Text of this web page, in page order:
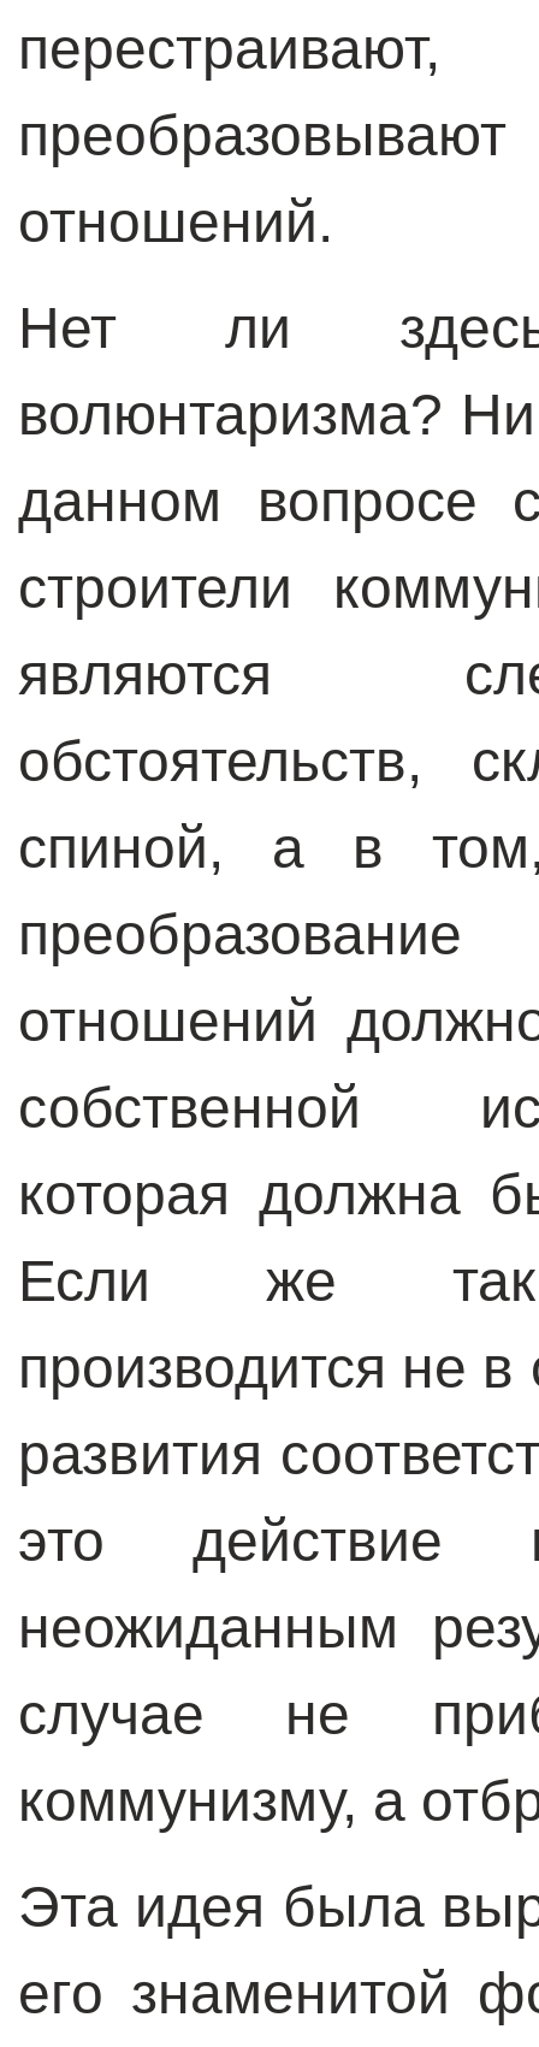
отношений.
Нет ли
волюнтаризма?
данном вопросе
строители
являются
обстоятельств,
спиной, а в
отношений
собственной
которая должна
Если же
производится не в
развития
это действие
неожиданным
случае не
коммунизму, а
Эта идея была
его знаменитой